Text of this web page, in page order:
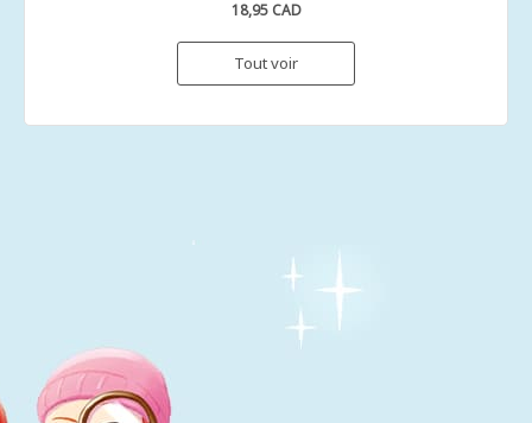
18,95 CAD
Tout voir